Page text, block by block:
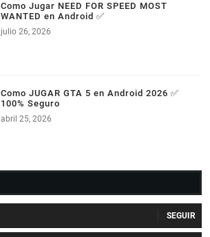
Como Jugar NEED FOR SPEED MOST
WANTED en Android ✅
julio 26, 2026
Como JUGAR GTA 5 en Android 2026 ✅
100% Seguro
abril 25, 2026